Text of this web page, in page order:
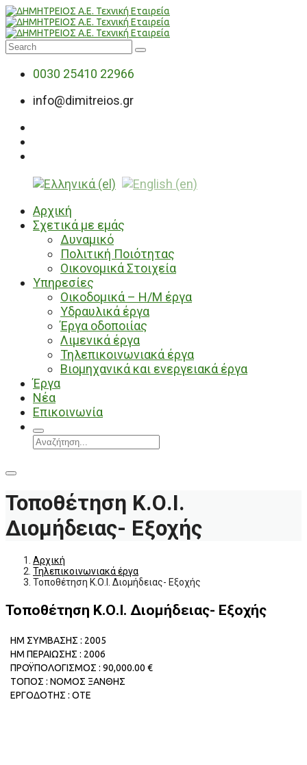
0030 25410 22966
info@dimitreios.gr
Αρχική
Σχετικά με εμάς
Δυναμικό
Πολιτική Ποιότητας
Οικονομικά Στοιχεία
Υπηρεσίες
Οικοδομικά – Η/Μ έργα
Υδραυλικά έργα
Έργα οδοποιίας
Λιμενικά έργα
Τηλεπικοινωνιακά έργα
Βιομηχανικά και ενεργειακά έργα
Έργα
Νέα
Επικοινωνία
Τοποθέτηση Κ.Ο.Ι.
Διομήδειας- Εξοχής
Αρχική
Τηλεπικοινωνιακά έργα
Τοποθέτηση Κ.Ο.Ι. Διομήδειας- Εξοχής
Τοποθέτηση Κ.Ο.Ι. Διομήδειας- Εξοχής
ΗΜ ΣΥΜΒΑΣΗΣ : 2005
ΗΜ ΠΕΡΑΙΩΣΗΣ : 2006
ΠΡΟΫΠΟΛΟΓΙΣΜΟΣ : 90,000.00 €
ΤΟΠΟΣ : ΝΟΜΟΣ ΞΑΝΘΗΣ
ΕΡΓΟΔΟΤΗΣ : ΟΤΕ